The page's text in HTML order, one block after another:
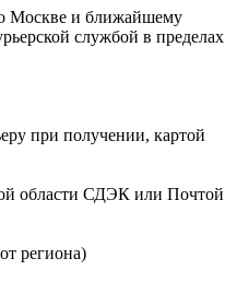
Москве и ближайшему
службой в пределах
при получении, картой
области СДЭК или Почтой
региона)